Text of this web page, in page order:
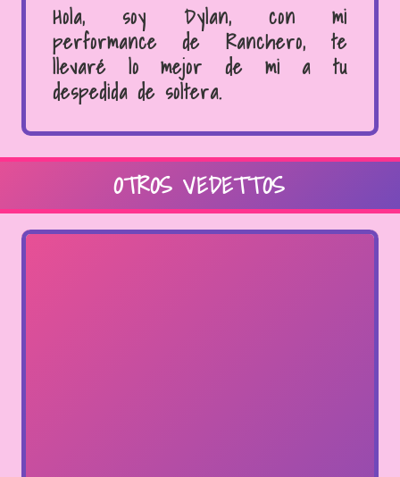
Hola, soy Dylan, con mi
performance de Ranchero, te
llevaré lo mejor de mi a tu
despedida de soltera.
OTROS VEDETTOS